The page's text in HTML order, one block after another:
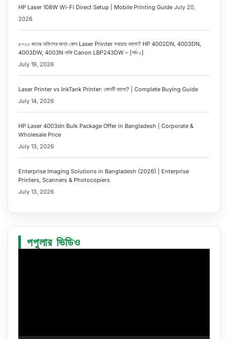
HP Laser 108W Wi-Fi Direct Setup | Mobile Printing Guide July 20,
2026
৫–১০ জনের অফিসের জন্য কোন Laser Printer সবচেয়ে ভালো? HP 4002DN, 4003DN,
4003DW, 4003N নাকি Canon LBP243DW – [পর্ব-১]
July 19, 2026
Laser Printer vs InkTank Printer: কোনটি ভালো? | Complete Buying Guide
July 14, 2026
HP Laser 4003dn Bulk Package Offer in Bangladesh | Corporate &
Wholesale Price
July 13, 2026
Enterprise Imaging Solutions in Bangladesh (2026) | Enterprise
Printers, Scanners & Photocopiers
July 13, 2026
পপুলার ভিডিও